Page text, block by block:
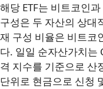
해당 ETF는 비트코인
구성은 두 자산의 상대
재 구성 비율은 비트코
다. 일일 순자산가치는
격 지수를 기준으로 산
단위로 현금으로 신청